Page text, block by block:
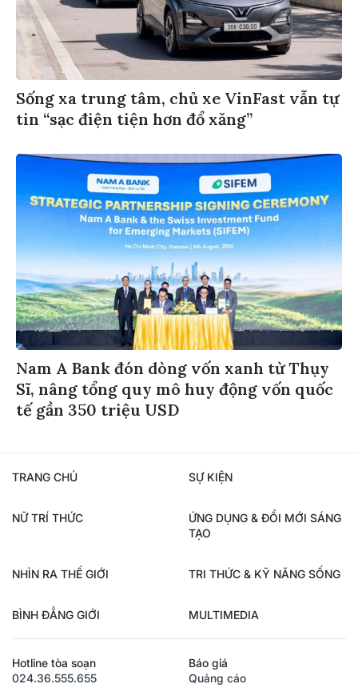
Sống xa trung tâm, chủ xe VinFast vẫn tự
tin “sạc điện tiện hơn đổ xăng”
​​​​​​​Nam A Bank đón dòng vốn xanh từ Thụy
Sĩ, nâng tổng quy mô huy động vốn quốc
tế gần 350 triệu USD
TRANG CHỦ SỰ KIỆN
NỮ TRÍ THỨC
ỨNG DỤNG & ĐỔI MỚI SÁNG
TẠO
NHÌN RA THẾ GIỚI TRI THỨC & KỸ NĂNG SỐNG
BÌNH ĐẲNG GIỚI MULTIMEDIA
Hotline tòa soạn
024.36.555.655
Báo giá
Quảng cáo